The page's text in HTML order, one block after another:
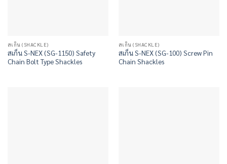
สเก็น (SHACKLE)
สเก็น S-NEX (SG-1150) Safety
Chain Bolt Type Shackles
สเก็น (SHACKLE)
สเก็น S-NEX (SG-100) Screw Pin
Chain Shackles